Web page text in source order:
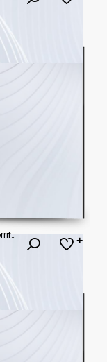
The shadow of a female murderer stood terrifyingly holding a knife and lit from behind.Scary horror or thriller movie mood or nightmare at night Murder or homicide concept.